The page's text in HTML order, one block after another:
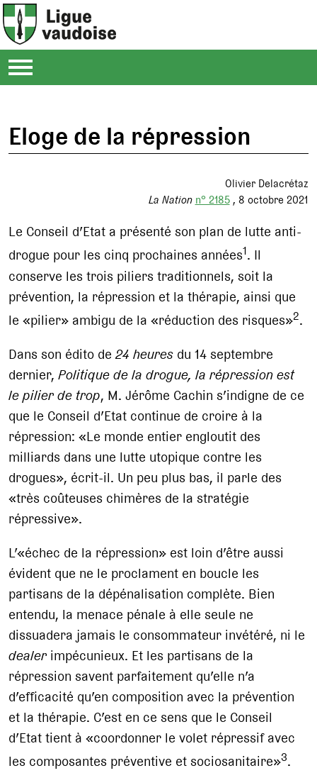
Eloge de la répression
Olivier Delacrétaz
La Nation n° 2185 8 octobre 2021
Le Conseil d’Etat a présenté son plan de lutte anti-
drogue pour les cinq prochaines années1. Il
conserve les trois piliers traditionnels, soit la
prévention, la répression et la thérapie, ainsi que
le «pilier» ambigu de la «réduction des risques»2.
Dans son édito de24 heures du 14 septembre
dernier,Politique de la drogue, la répression est
le pilier de trop, M. Jérôme Cachin s’indigne de ce
que le Conseil d’Etat continue de croire à la
répression: «Le monde entier engloutit des
milliards dans une lutte utopique contre les
drogues», écrit-il. Un peu plus bas, il parle des
«très coûteuses chimères de la stratégie
répressive».
L’«échec de la répression» est loin d’être aussi
évident que ne le proclament en boucle les
partisans de la dépénalisation complète. Bien
entendu, la menace pénale à elle seule ne
dissuadera jamais le consommateur invétéré, ni le
dealer impécunieux. Et les partisans de la
répression savent parfaitement qu’elle n’a
d’efficacité qu’en composition avec la prévention
et la thérapie. C’est en ce sens que le Conseil
d’Etat tient à «coordonner le volet répressif avec
les composantes préventive et sociosanitaire»3.